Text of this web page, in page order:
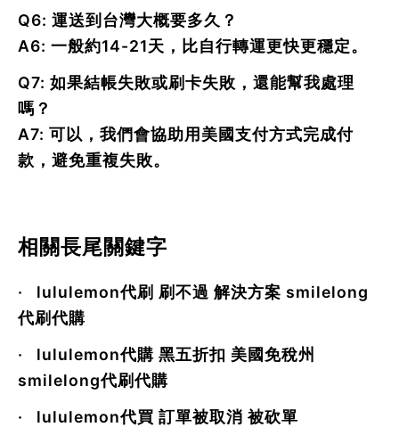
Q6: 運送到台灣大概要多久？
A6: 一般約14-21天 ，比自行轉運更快更穩定。
Q7: 如果結帳失敗或刷卡失敗，還能幫我處理
嗎？
A7: 可以，我們會協助用美國支付方式完成付
款，避免重複失敗。
相關長尾關鍵字
· lululemon代刷 刷不過 解決方案 smilelong
代刷代購
· lululemon代購 黑五折扣 美國免稅州
smilelong代刷代購
· lululemon代買 訂單被取消 被砍單